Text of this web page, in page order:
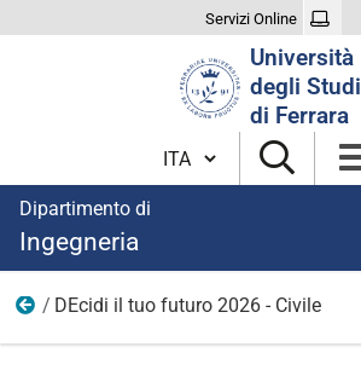
Servizi Online
Università
degli Studi
di Ferrara
Cambia lingua
Dipartimento di
Ingegneria
Immagini notizie
DEcidi il tuo futuro 2026 - Civile